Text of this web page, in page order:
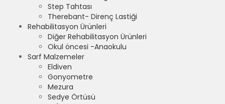
Step Tahtası
Therebant- Direnç Lastiği
Rehabilitasyon Ürünleri
Diğer Rehabilitasyon Ürünleri
Okul öncesi -Anaokulu
Sarf Malzemeler
Eldiven
Gonyometre
Mezura
Sedye Örtüsü